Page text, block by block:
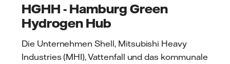
HGHH - Hamburg Green
Hydrogen Hub
Die Unternehmen Shell, Mitsubishi Heavy
Industries (MHI), Vattenfall und das kommunale